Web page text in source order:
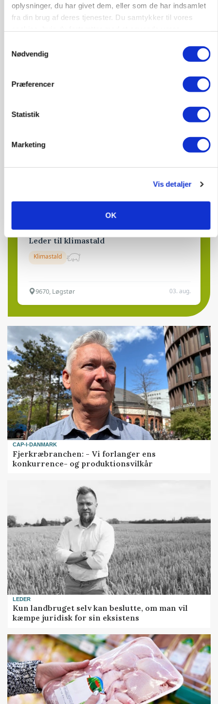
oplysninger, du har givet dem, eller som de har indsamlet
fra din brug af deres tjenester. Du samtykker til vores
Nødvendig
Præferencer
Statistik
Marketing
Vis detaljer
OK
Godstransport
4700, Næstved 03. aug.
Grise
9681, Ranum 03. aug.
Kalvepasser til ejendom i udvikling søges
Kalve
Leder til klimastald
Klimastald
9670, Løgstør 03. aug.
CAP-I-DANMARK
Fjerkræbranchen: - Vi forlanger ens
konkurrence- og produktionsvilkår
LEDER
Kun landbruget selv kan beslutte, om man vil
kæmpe juridisk for sin eksistens